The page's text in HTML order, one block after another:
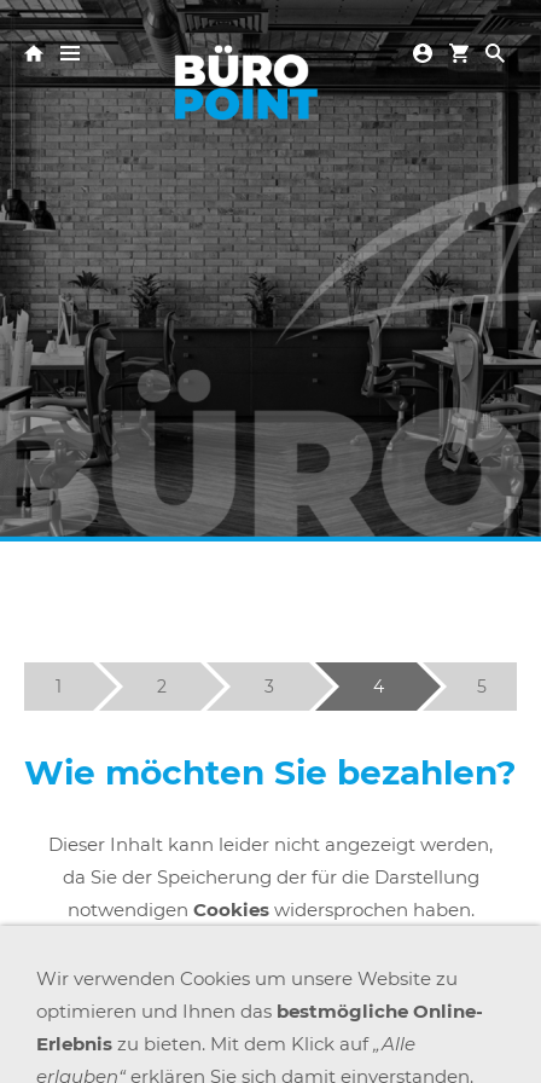
1 2 3 4 5
Wie möchten Sie bezahlen?
Dieser Inhalt kann leider nicht angezeigt werden,
da Sie der Speicherung der für die Darstellung
notwendigen Cookieswidersprochen haben.
um Ihre Cookie-Präferenzen anzupassen.
DIESEN COOKIE ZULASSEN
Wir verwenden Cookies um unsere Website zu
optimieren und Ihnen das bestmögliche Online-
Erlebnis zu bieten. Mit dem Klick auf„Alle
erlauben“ erklären Sie sich damit einverstanden.